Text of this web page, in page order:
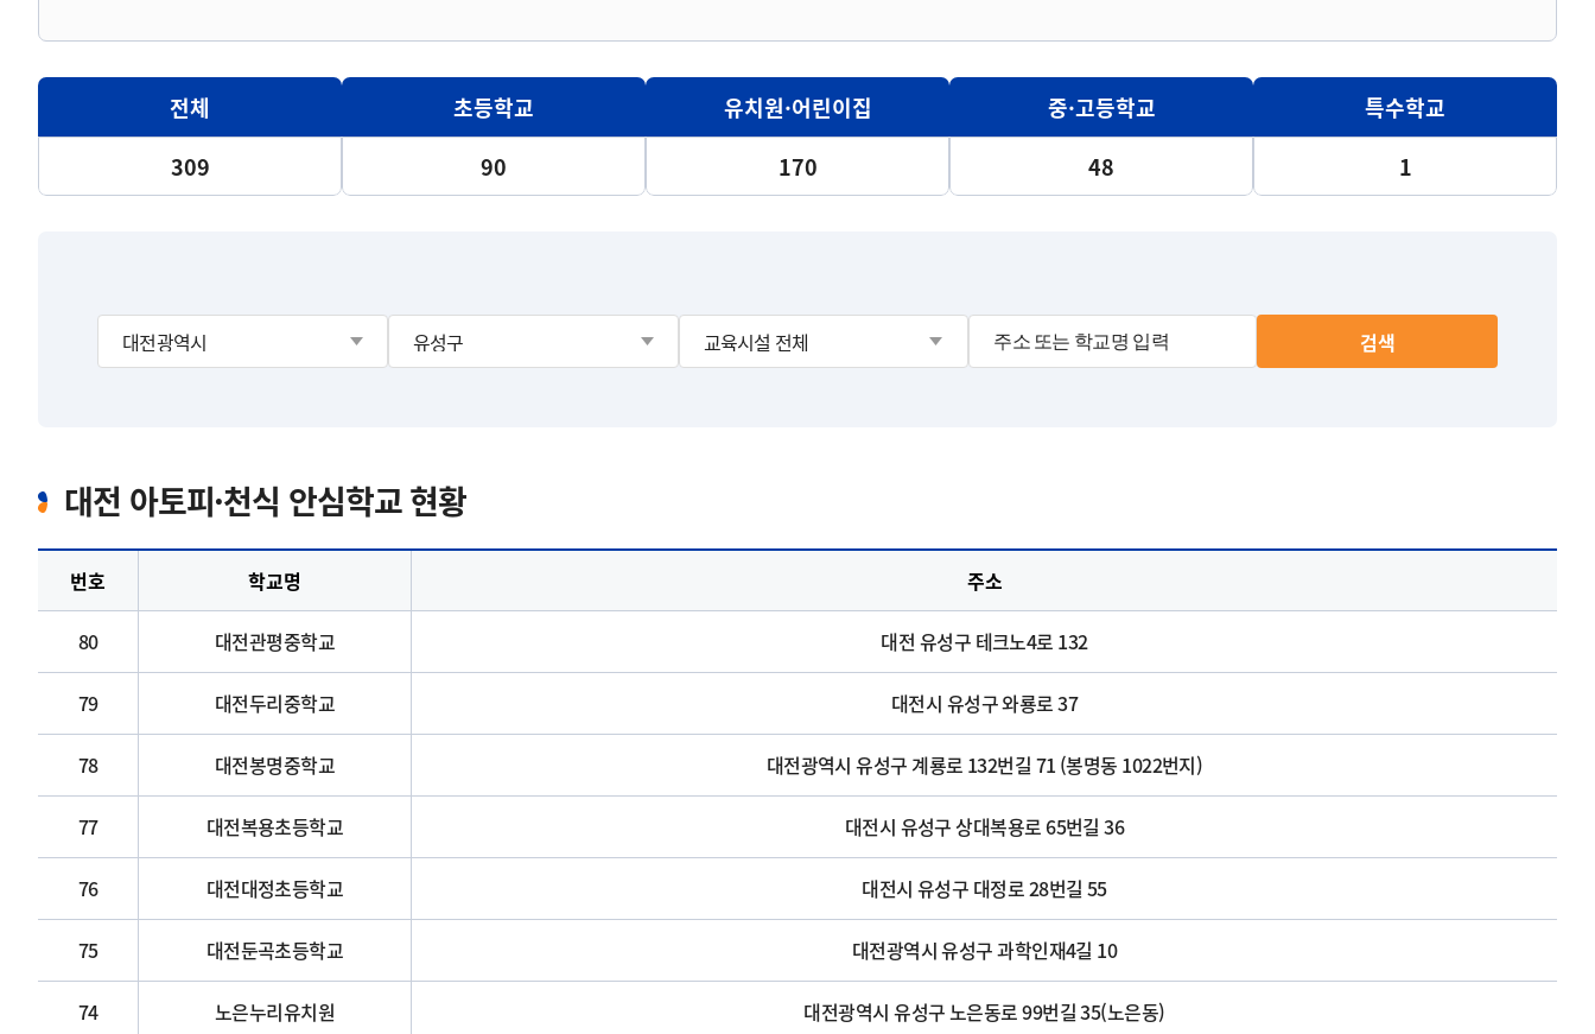
전체
309
초등학교
90
유치원·어린이집
170
중·고등학교
48
특수학교
1
검색
대전 아토피·천식 안심학교 현황
번호 학교명 주소
80 대전관평중학교 대전 유성구 테크노4로 132
79 대전두리중학교 대전시 유성구 와룡로 37
78 대전봉명중학교 대전광역시 유성구 계룡로 132번길 71 (봉명동 1022번지)
77 대전복용초등학교 대전시 유성구 상대복용로 65번길 36
76 대전대정초등학교 대전시 유성구 대정로 28번길 55
75 대전둔곡초등학교 대전광역시 유성구 과학인재4길 10
74 노은누리유치원 대전광역시 유성구 노은동로 99번길 35(노은동)